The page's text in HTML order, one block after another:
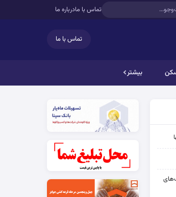
تماس با مادرباره ما
تماس با ما
بیشتر